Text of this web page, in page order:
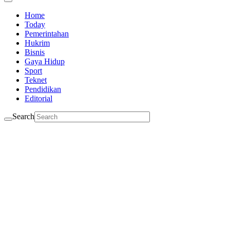
Home
Today
Pemerintahan
Hukrim
Bisnis
Gaya Hidup
Sport
Teknet
Pendidikan
Editorial
Search